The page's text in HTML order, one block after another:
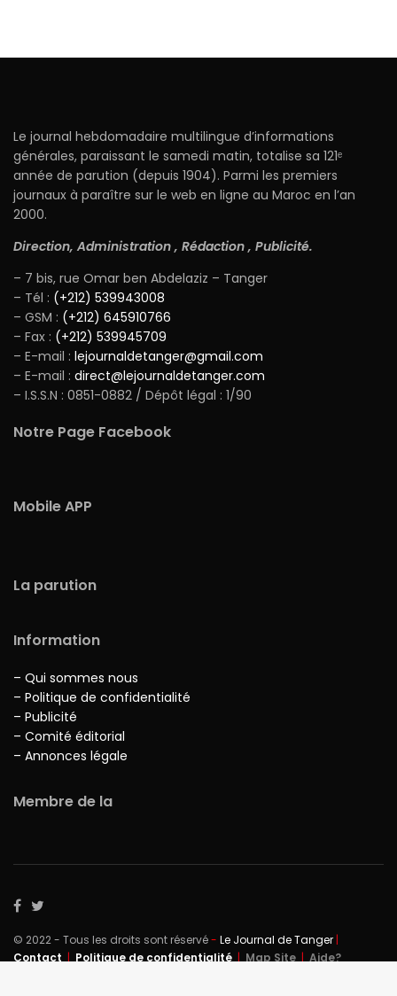
Le journal hebdomadaire multilingue d’informations
générales, paraissant le samedi matin, totalise sa 121ᵉ
année de parution (depuis 1904). Parmi les premiers
journaux à paraître sur le web en ligne au Maroc en l’an
2000.
Direction, Administration , Rédaction , Publicité.
– 7 bis, rue Omar ben Abdelaziz – Tanger
– Tél : (+212) 539943008
– GSM : (+212) 645910766
– Fax : (+212) 539945709
– E-mail : lejournaldetanger@gmail.com
– E-mail : direct@lejournaldetanger.com
– I.S.S.N : 0851-0882 / Dépôt légal : 1/90
Notre Page Facebook
Mobile APP
La parution
Information
– Qui sommes nous
– Politique de confidentialité
– Publicité
– Comité éditorial
– Annonces légale
Membre de la
© 2022 - Tous les droits sont réservé- Le Journal de Tanger |
Contact | Politique de confidentialité | Map Site | Aide?